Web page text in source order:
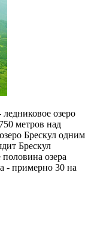
озеро
метров над
Брескул одним
Брескул
озера
- примерно 30 на